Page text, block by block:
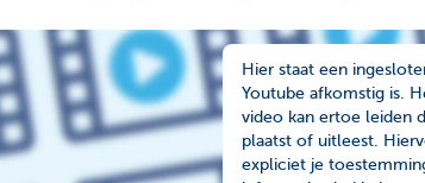
Hier staat een
Youtube afkomstig is.
video kan ertoe leiden
plaatst of uitleest.
expliciet je